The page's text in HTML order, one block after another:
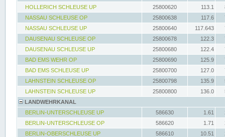
HOLLERICH SCHLEUSE UP
25800620 113.1
NASSAU SCHLEUSE OP
25800638 117.6
NASSAU SCHLEUSE UP
25800640 117.643
DAUSENAU SCHLEUSE OP
25800678 122.3
DAUSENAU SCHLEUSE UP
25800680 122.4
BAD EMS WEHR OP
25800690 125.9
BAD EMS SCHLEUSE UP
25800700 127.0
LAHNSTEIN SCHLEUSE OP
25800798 135.9
LAHNSTEIN SCHLEUSE UP
25800800 136.0
LANDWEHRKANAL
BERLIN-UNTERSCHLEUSE UP
586630 1.61
BERLIN-UNTERSCHLEUSE OP
586620 1.71
BERLIN-OBERSCHLEUSE UP
586610 10.51